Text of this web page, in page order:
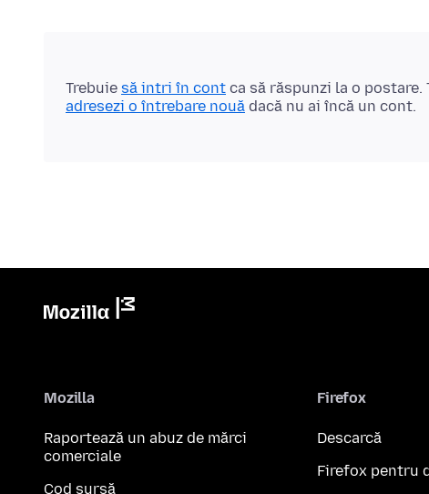
Trebuie să intri în cont ca să răspunzi la o postare.
adresezi o întrebare nouă dacă nu ai încă un cont.
Mozilla
Raportează un abuz de mărci
comerciale
Cod sursă
Firefox
Descarcă
Firefox pentru